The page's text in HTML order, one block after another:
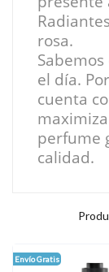
rosa.
el día.
cuenta
perfume
calidad.
Envío Gratis